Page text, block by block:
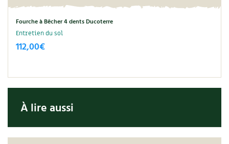
Fourche à Bêcher 4 dents Ducoterre
Entretien du sol
112,00€
À lire aussi